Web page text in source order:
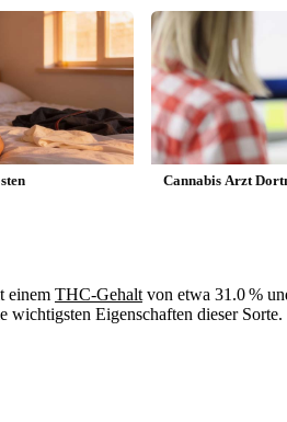
Cannabis Arzt
einem THC-Gehaltvon etwa 31.0 %
wichtigsten Eigenschaften dieser Sorte.